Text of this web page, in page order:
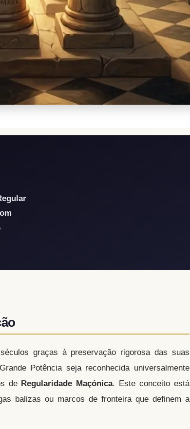
graças à preservação rigorosa das suas
Potência seja reconhecida universalmente
de Regularidade Maçónica. Este conceito está
balizas ou marcos de fronteira que definem a